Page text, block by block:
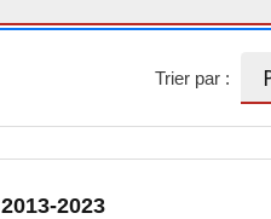
Trier par :
2023